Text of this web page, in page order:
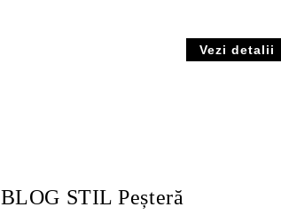
Vezi detalii
BLOG STIL Peșteră